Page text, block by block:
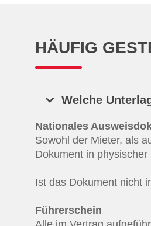
HÄUFIG
Welche
Nationales
Sowohl der Mieter, als
Dokument in
Ist das Dokument nicht
Führerschein